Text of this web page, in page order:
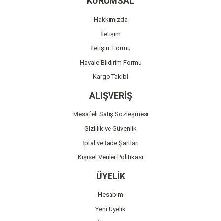
Ürün bilgilerinde hatalar bulunuyor.
Ürün fiyatı diğer sitelerden daha pahalı.
Bu ürüne benzer farklı alternatifler olmalı.
Gönder
Hakkımızda
İletişim
İletişim Formu
Havale Bildirim Formu
Kargo Takibi
ALIŞVERİŞ
Mesafeli Satış Sözleşmesi
Gizlilik ve Güvenlik
İptal ve İade Şartları
Kişisel Veriler Politikası
ÜYELİK
Hesabım
Yeni Üyelik